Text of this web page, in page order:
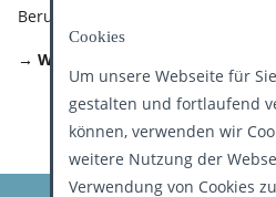
Berufsausübung.
→ Weitere Informationen
Cookies
Um unsere Webseite für
gestalten und fortlaufend
können, verwenden wir
weitere Nutzung der
Verwendung von Cookies